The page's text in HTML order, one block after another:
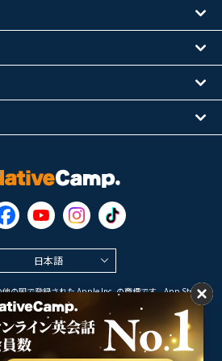
日本語
の国で登録された Apple Inc. の商標です。App Store は
Inc. のサービスマークです。
は Google LLC の商標です。
© 2026 オンライン英会話